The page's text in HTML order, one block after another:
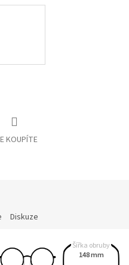
KOUPÍTE
Diskuze
Šířka obruby
148 mm